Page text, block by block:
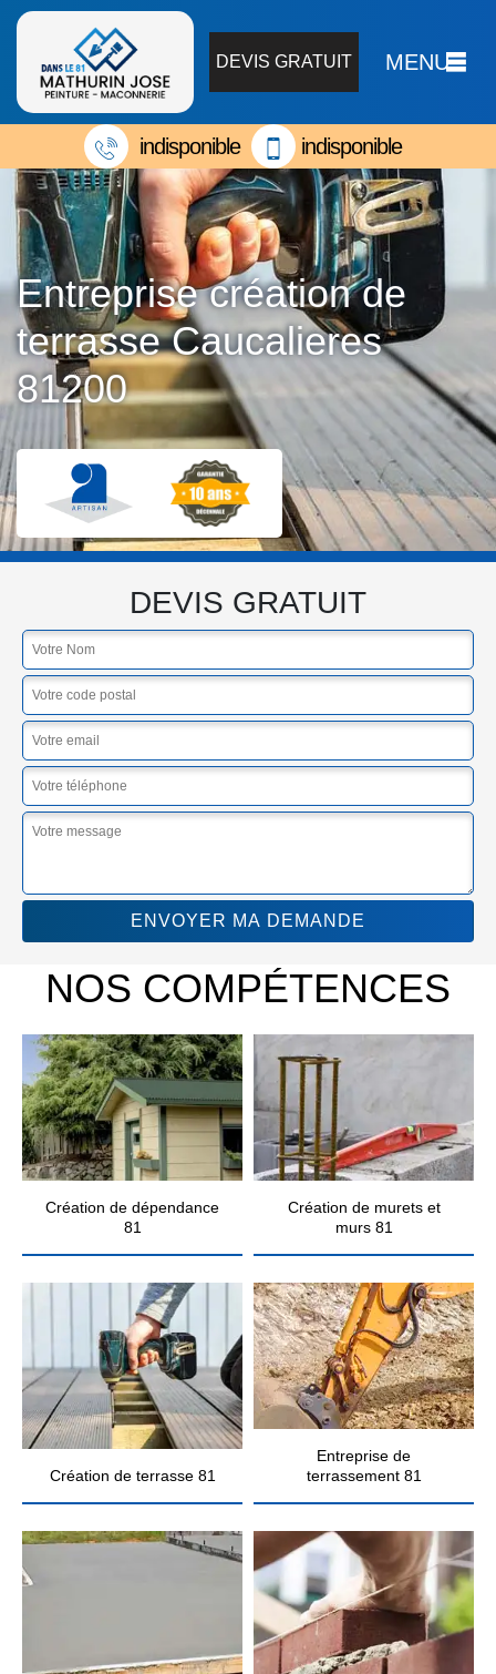
DEVIS GRATUIT MENU
indisponible indisponible
Entreprise création de
terrasse Caucalieres
81200
DEVIS GRATUIT
NOS COMPÉTENCES
Création de dépendance
81
Création de murets et
murs 81
Création de terrasse 81
Entreprise de
terrassement 81